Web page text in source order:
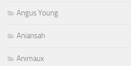
Angus Young
Aniansah
Animaux